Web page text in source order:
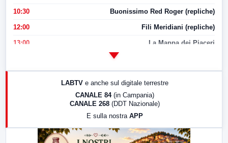
10:30 Buonissimo Red Roger (repliche)
12:00 Fili Meridiani (repliche)
13:00 La Mappa dei Piaceri
17:00 LabNews (replica)
LabNews (replica)
LABTV e anche sul digitale terrestre
CANALE 84 (in Campania)
CANALE 268 (DDT Nazionale)
E sulla nostra APP